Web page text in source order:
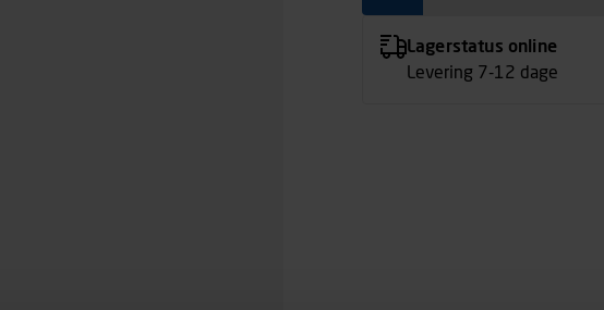
Lagerstatus online
Levering 7-12 dage